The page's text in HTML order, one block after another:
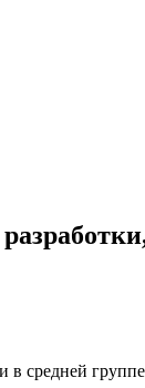
в средней